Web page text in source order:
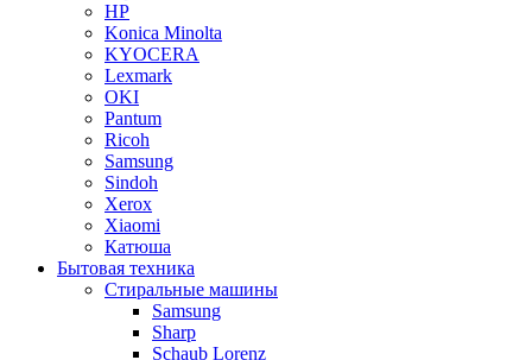
HP
Konica Minolta
KYOCERA
Lexmark
OKI
Pantum
Ricoh
Samsung
Sindoh
Xerox
Xiaomi
Катюша
Бытовая техника
Стиральные машины
Samsung
Sharp
Schaub Lorenz